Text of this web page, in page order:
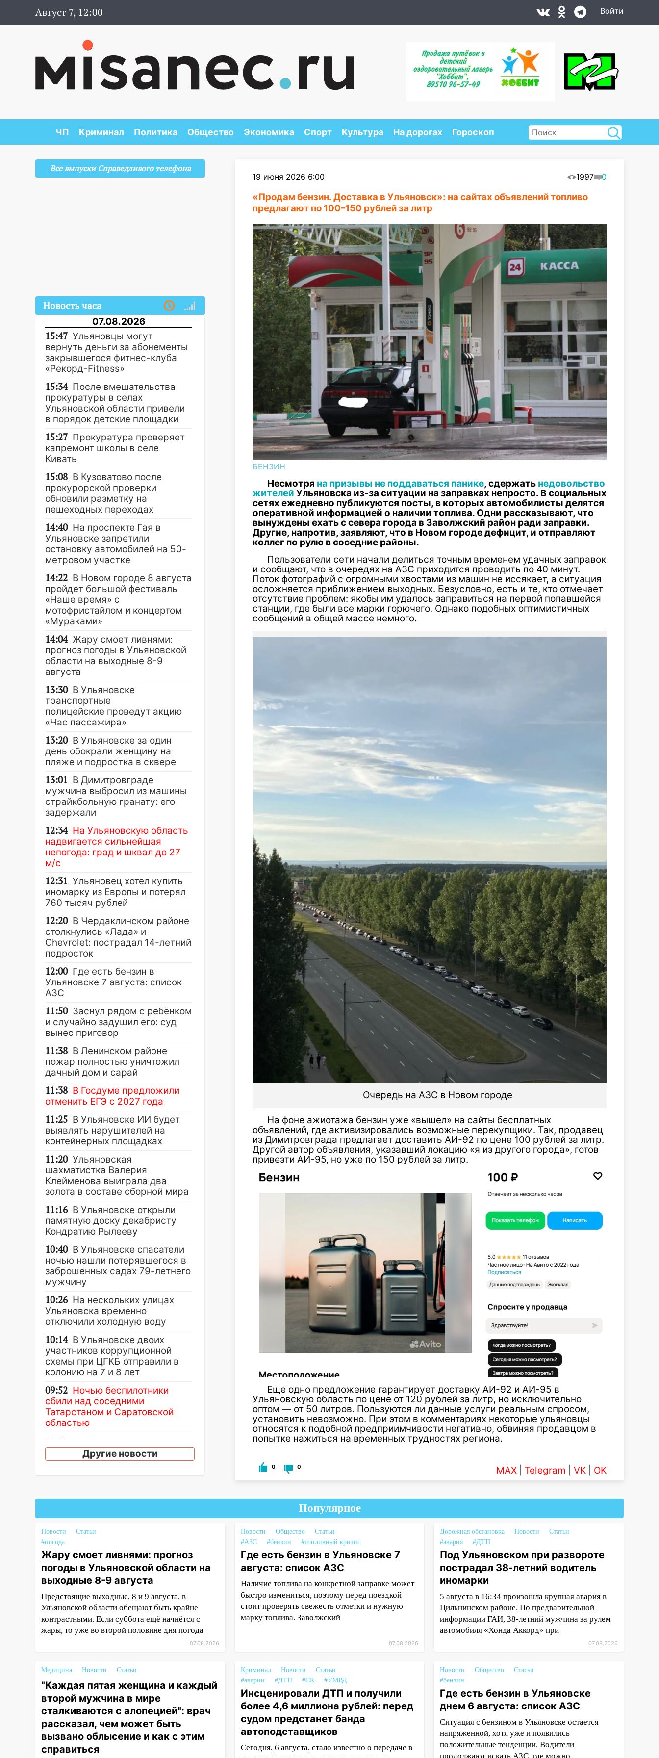
Август 7, 12:01 Войти
ЧП Криминал Политика Общество Экономика Спорт Культура На дорогах Гороскоп
19 июня 2026 6:00 1997 0
«Продам бензин. Доставка в Ульяновск»: на сайтах объявлений топливо
предлагают по 100–150 рублей за литр
БЕНЗИН
Несмотря на призывы не поддаваться панике, сдержать недовольство
жителей Ульяновска из-за ситуации на заправках непросто. В социальных
сетях ежедневно публикуются посты, в которых автомобилисты делятся
оперативной информацией о наличии топлива. Одни рассказывают, что
вынуждены ехать с севера города в Заволжский район ради заправки.
Другие, напротив, заявляют, что в Новом городе дефицит, и отправляют
коллег по рулю в соседние районы.
Пользователи сети начали делиться точным временем удачных заправок
и сообщают, что в очередях на АЗС приходится проводить по 40 минут.
Поток фотографий с огромными хвостами из машин не иссякает, а ситуация
осложняется приближением выходных. Безусловно, есть и те, кто отмечает
отсутствие проблем: якобы им удалось заправиться на первой попавшейся
станции, где были все марки горючего. Однако подобных оптимистичных
сообщений в общей массе немного.
Очередь на АЗС в Новом городе
На фоне ажиотажа бензин уже «вышел» на сайты бесплатных
объявлений, где активизировались возможные перекупщики. Так, продавец
из Димитровграда предлагает доставить АИ-92 по цене 100 рублей за литр.
Другой автор объявления, указавший локацию «я из другого города», готов
привезти АИ-95, но уже по 150 рублей за литр.
Еще одно предложение гарантирует доставку АИ-92 и АИ-95 в
Ульяновскую область по цене от 120 рублей за литр, но исключительно
оптом — от 50 литров. Пользуются ли данные услуги реальным спросом,
установить невозможно. При этом в комментариях некоторые ульяновцы
относятся к подобной предприимчивости негативно, обвиняя продавцом в
попытке нажиться на временных трудностях региона.
0 0 MAX Telegram VK OK
Все выпуски Справедливого телефона
Новость часа
07.08.2026
15:47 Ульяновцы могут
вернуть деньги за абонементы
закрывшегося фитнес-клуба
«Рекорд-Fitness»
15:34 После вмешательства
прокуратуры в селах
Ульяновской области привели
в порядок детские площадки
15:27 Прокуратура проверяет
капремонт школы в селе
Кивать
15:08 В Кузоватово после
прокурорской проверки
обновили разметку на
пешеходных переходах
14:40 На проспекте Гая в
Ульяновске запретили
остановку автомобилей на 50-
метровом участке
14:22 В Новом городе 8 августа
пройдет большой фестиваль
«Наше время» с
мотофристайлом и концертом
«Мураками»
14:04 Жару смоет ливнями:
прогноз погоды в Ульяновской
области на выходные 8-9
августа
13:30 В Ульяновске
транспортные
полицейские проведут акцию
«Час пассажира»
13:20 В Ульяновске за один
день обокрали женщину на
пляже и подростка в сквере
13:01 В Димитровграде
мужчина выбросил из машины
страйкбольную гранату: его
задержали
12:34 На Ульяновскую область
надвигается сильнейшая
непогода: град и шквал до 27
м/с
12:31 Ульяновец хотел купить
иномарку из Европы и потерял
760 тысяч рублей
12:20 В Чердаклинском районе
столкнулись «Лада» и
Chevrolet: пострадал 14-летний
подросток
12:00 Где есть бензин в
Ульяновске 7 августа: список
АЗС
11:50 Заснул рядом с ребёнком
и случайно задушил его: суд
вынес приговор
11:38 В Ленинском районе
пожар полностью уничтожил
дачный дом и сарай
11:38 В Госдуме предложили
отменить ЕГЭ с 2027 года
11:25 В Ульяновске ИИ будет
выявлять нарушителей на
контейнерных площадках
11:20 Ульяновская
шахматистка Валерия
Клейменова выиграла два
золота в составе сборной мира
11:16 В Ульяновске открыли
памятную доску декабристу
Кондратию Рылееву
10:40 В Ульяновске спасатели
ночью нашли потерявшегося в
заброшенных садах 79-летнего
мужчину
10:26 На нескольких улицах
Ульяновска временно
отключили холодную воду
10:14 В Ульяновске двоих
участников коррупционной
схемы при ЦГКБ отправили в
колонию на 7 и 8 лет
09:52 Ночью беспилотники
сбили над соседними
Татарстаном и Саратовской
областью
09:41
уверовала в Бога в СИЗО
рублей
08:22 Подросток на питбайке
сбил велосипедистку:
пострадали двое
07:20 Жара возвращается:
ожидается знойный и сухой
четверг
06:00 Под Ульяновском при
развороте пострадал 38-
летний водитель иномарки
алопецией»: врач рассказал,
чем может быть вызвано
облысение и как с этим
справиться
03:30 Гороскоп на 7 августа:
пятница принесет прилив
творческой энергии и отличные
шансы исправить старые
Другие новости
Популярное
Новости
Статьи
#погода
Жару смоет ливнями: прогноз
погоды в Ульяновской области на
выходные 8-9 августа
Предстоящие выходные, 8 и 9 августа, в
Ульяновской области обещают быть крайне
контрастными. Если суббота ещё начнётся с
жары, то уже во второй половине дня погода
07.08.2026
Новости Общество
Статьи
#АЗС
#бензин #топливный кризис
Где есть бензин в Ульяновске 7
августа: список АЗС
Наличие топлива на конкретной заправке может
быстро измениться, поэтому перед поездкой
стоит проверять свежесть отметки и нужную
марку топлива. Заволжский
07.08.2026
Дорожная обстановка Новости
Статьи
#авария
#ДТП
Под Ульяновском при развороте
пострадал 38-летний водитель
иномарки
5 августа в 16:34 произошла крупная авария в
Цильнинском районе. По предварительной
информации ГАИ, 38-летний мужчина за рулем
автомобиля «Хонда Аккорд» при
07.08.2026
Медицина Новости Статьи
"Каждая пятая женщина и каждый
второй мужчина в мире
сталкиваются с алопецией": врач
рассказал, чем может быть
вызвано облысение и как с этим
справиться
Криминал Новости
Статьи
#аварии
#ДТП #СК #УМВД
Инсценировали ДТП и получили
более 4,6 миллиона рублей: перед
судом предстанет банда
автоподставщиков
Сегодня, 6 августа, стало известно о передаче в
Новости Общество
Статьи
#бензин
Где есть бензин в Ульяновске
днем 6 августа: список АЗС
Ситуация с бензином в Ульяновске остается
напряженной, хотя уже и появились
положительные тенденции. Водители
продолжают искать АЗС, где можно